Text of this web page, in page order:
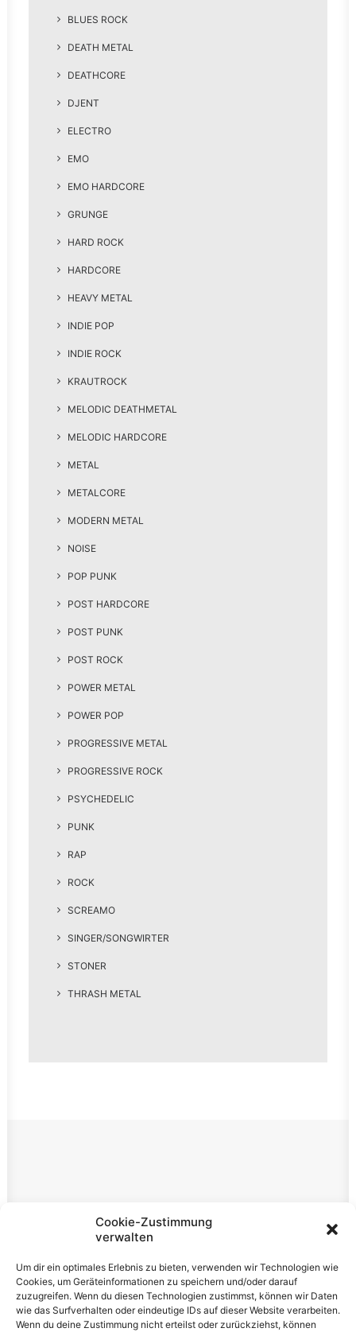
Cookie-Zustimmung
verwalten
Um dir ein optimales Erlebnis zu bieten, verwenden wir Technologien wie
Cookies, um Geräteinformationen zu speichern und/oder darauf
zuzugreifen. Wenn du diesen Technologien zustimmst, können wir Daten
wie das Surfverhalten oder eindeutige IDs auf dieser Website verarbeiten.
Wenn du deine Zustimmung nicht erteilst oder zurückziehst, können
BLUES ROCK
DEATH METAL
DEATHCORE
DJENT
ELECTRO
EMO
EMO HARDCORE
GRUNGE
HARD ROCK
HARDCORE
HEAVY METAL
INDIE POP
INDIE ROCK
KRAUTROCK
MELODIC DEATHMETAL
MELODIC HARDCORE
METAL
METALCORE
MODERN METAL
NOISE
POP PUNK
POST HARDCORE
POST PUNK
POST ROCK
POWER METAL
POWER POP
PROGRESSIVE METAL
PROGRESSIVE ROCK
PSYCHEDELIC
PUNK
RAP
ROCK
SCREAMO
SINGER/SONGWIRTER
STONER
THRASH METAL
Rechtliches
Datenschutzerklärung
Cookie-Richtlinie (EU)